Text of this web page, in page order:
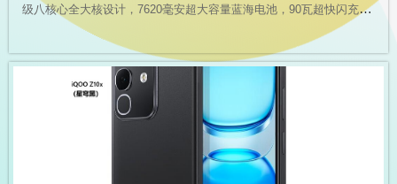
级八核心全大核设计，7620毫安超大容量蓝海电池，90瓦超快闪充，
真对称式立体声双扬声器，支持X轴线性马达，磐石缓震架构， IP65
级防尘抗水能力